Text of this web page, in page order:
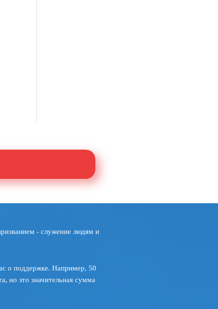
- служение людям и
о поддержке. Например, 50
но это значительная сумма